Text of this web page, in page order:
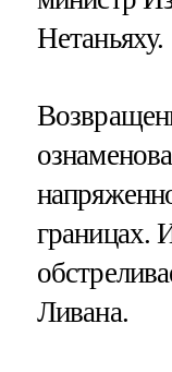
Нетаньяху.
границах.
Ливана.